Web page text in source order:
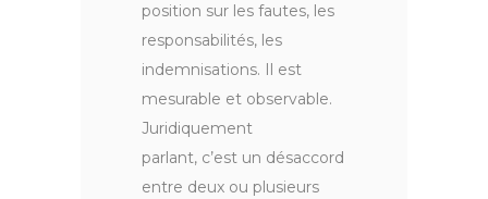
position sur les fautes, les
responsabilités, les
indemnisations. Il est
mesurable et observable.
Juridiquement
parlant, c’est un désaccord
entre deux ou plusieurs